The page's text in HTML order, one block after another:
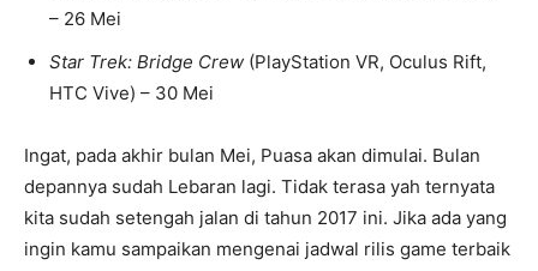
– 26 Mei
Star Trek: Bridge Crew (PlayStation VR, Oculus Rift,
HTC Vive) – 30 Mei
Ingat, pada akhir bulan Mei, Puasa akan dimulai. Bulan
depannya sudah Lebaran lagi. Tidak terasa yah ternyata
kita sudah setengah jalan di tahun 2017 ini. Jika ada yang
ingin kamu sampaikan mengenai jadwal rilis game terbaik